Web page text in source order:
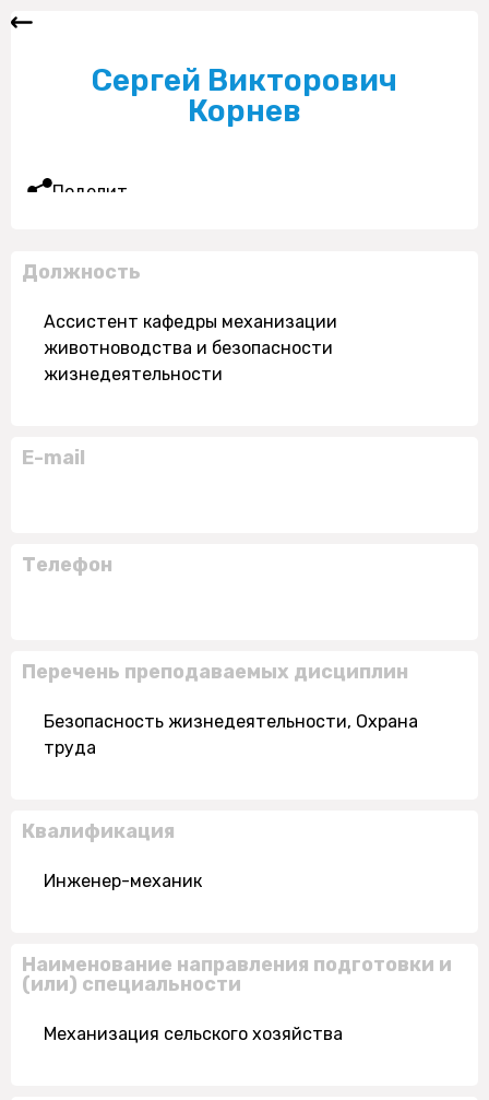
Сергей Викторович
Корнев
Поделиться
Должность
Ассистент кафедры механизации
животноводства и безопасности
жизнедеятельности
E-mail
Телефон
Перечень преподаваемых дисциплин
Безопасность жизнедеятельности, Охрана
труда
Квалификация
Инженер-механик
Наименование направления подготовки и
(или) специальности
Механизация сельского хозяйства